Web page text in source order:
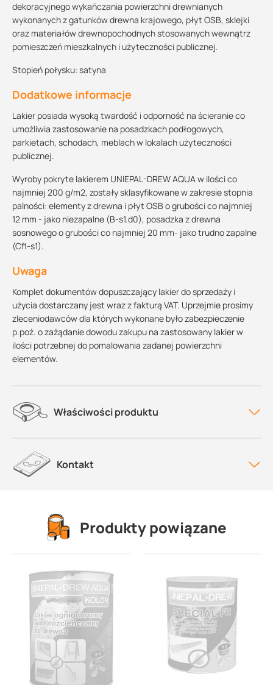
dekoracyjnego wykańczania powierzchni drewnianych
wykonanych z gatunków drewna krajowego, płyt OSB, sklejki
oraz materiałów drewnopochodnych stosowanych wewnątrz
pomieszczeń mieszkalnych i użyteczności publicznej.
Stopień połysku: satyna
Dodatkowe informacje
Lakier posiada wysoką twardość i odporność na ścieranie co
umożliwia zastosowanie na posadzkach podłogowych,
parkietach, schodach, meblach w lokalach użyteczności
publicznej.
Wyroby pokryte lakierem UNIEPAL-DREW AQUA w ilości co
najmniej 200 g/m2, zostały sklasyfikowane w zakresie stopnia
palności: elementy z drewna i płyt OSB o grubości co najmniej
12 mm - jako niezapalne (B-s1.d0), posadzka z drewna
sosnowego o grubości co najmniej 20 mm- jako trudno zapalne
(Cfl-s1).
Uwaga
Komplet dokumentów dopuszczający lakier do sprzedaży i
użycia dostarczany jest wraz z fakturą VAT. Uprzejmie prosimy
zleceniodawców dla których wykonane było zabezpieczenie
p.poż. o zażądanie dowodu zakupu na zastosowany lakier w
ilości potrzebnej do pomalowania zadanej powierzchni
elementów.
Właściwości produktu
Kontakt
Produkty powiązane